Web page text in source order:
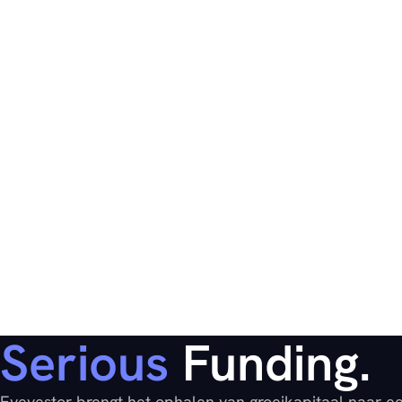
Serious Funding.